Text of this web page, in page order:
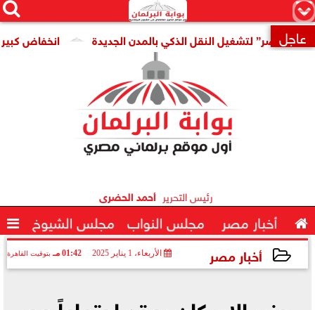
×


 عاجل انخفاض كبير فى لتشغيل النقل الذكي بالمدن الجديدة
رئيس التحرير أحمد الحضرى
 أخبار مصر مجلس النواب مجلس الشيوخ 
أخبار مصر الأربعاء، 1 يناير 2025 01:42 مـ بتوقيت القاهرة